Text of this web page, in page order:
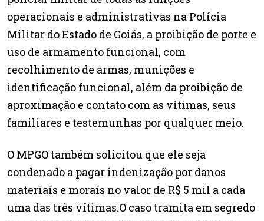
operacionais e administrativas na Polícia
Militar do Estado de Goiás, a proibição de porte e
uso de armamento funcional, com
recolhimento de armas, munições e
identificação funcional, além da proibição de
aproximação e contato com as vítimas, seus
familiares e testemunhas por qualquer meio.
O MPGO também solicitou que ele seja
condenado a pagar indenização por danos
materiais e morais no valor de R$ 5 mil a cada
uma das três vítimas.O caso tramita em segredo